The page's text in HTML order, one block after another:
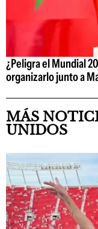
¿Peligra el Mundial
organizarlo junto a
MÁS
UNIDOS